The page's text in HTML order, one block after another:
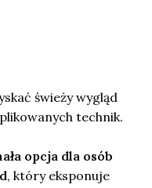
świeży wygląd
technik.
opcja dla osób
, który eksponuje